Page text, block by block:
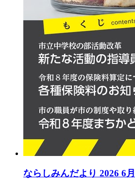
ならしみんだより 2026 6